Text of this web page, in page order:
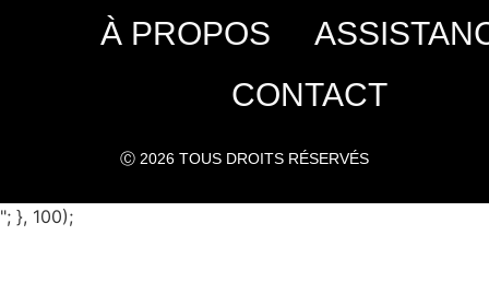
À PROPOS
CONTACT
Ⓒ 2026 TOUS DROITS RÉSERVÉS
"; }, 100);